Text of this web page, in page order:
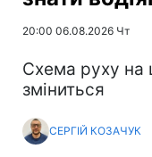
20:00 06.08.2026 Чт
Схема руху на
зміниться
СЕРГІЙ КОЗАЧУК